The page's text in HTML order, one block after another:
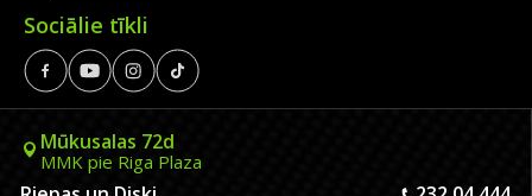
Sociālie tīkli
Mūkusalas 72d
MMK pie Riga Plaza